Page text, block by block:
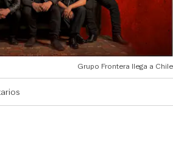
Grupo Frontera llega a Chile